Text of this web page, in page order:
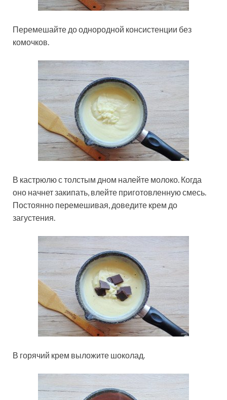
Перемешайте до однородной консистенции без
комочков.
В кастрюлю с толстым дном налейте молоко. Когда
оно начнет закипать, влейте приготовленную смесь.
Постоянно перемешивая, доведите крем до
загустения.
В горячий крем выложите шоколад.